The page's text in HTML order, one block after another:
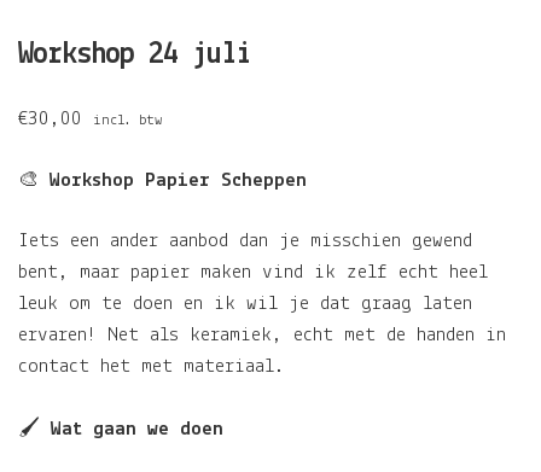
Workshop 24 juli
€30,00 incl. btw
🎨 Workshop Papier Scheppen
Iets een ander aanbod dan je misschien gewend
bent, maar papier maken vind ik zelf echt heel
leuk om te doen en ik wil je dat graag laten
ervaren! Net als keramiek, echt met de handen in
contact het met materiaal.
🖌️ Wat gaan we doen